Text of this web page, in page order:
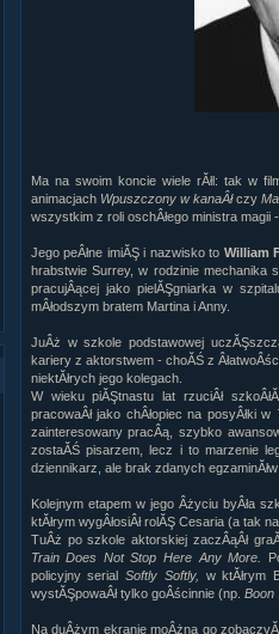
Napisanych artykułów:1,087
Dodanych newsów:10,564
Tematów na forum:3,921
Postów na forum:319,637
Komentarzy do materiałów:
222,019
Rozdanych pochwał:3,327
Wlepionych ostrzeżeń:4,170
Ma na swoim koncie wiele rĂłl: tak w
animacjach Wpuszczony w kanaÂłczy
wszystkim z roli oschÂłego ministra magii -
Jego peÂłne imiĂŞ i nazwisko to William
hrabstwie Surrey, w rodzinie mechanika
pracujÂącej jako pielĂŞgniarka w
mÂłodszym bratem Martina i Anny.
JuÂż w szkole podstawowej
kariery z aktorstwem - choĂŚ z
niektĂłrych jego kolegach.
W wieku piĂŞtnastu lat rzuciÂł
pracowaÂł jako chÂłopiec na posyÂłki w
zainteresowany pracÂą, szybko
zostaĂŚ pisarzem, lecz i to marzenie
dziennikarz, ale brak zdanych egzaminĂłw
Kolejnym etapem w jego Âżyciu byÂła
ktĂłrym wygÂłosiÂł rolĂŞ Cesaria (a tak
TuÂż po szkole aktorskiej zaczÂąÂł
Train Does Not Stop Here Any More.
policyjny serialSoftly Softly,
w ktĂłrym
wystĂŞpowaÂł tylko goÂścinnie (np. Boon
Na duÂżym ekranie moÂżna go